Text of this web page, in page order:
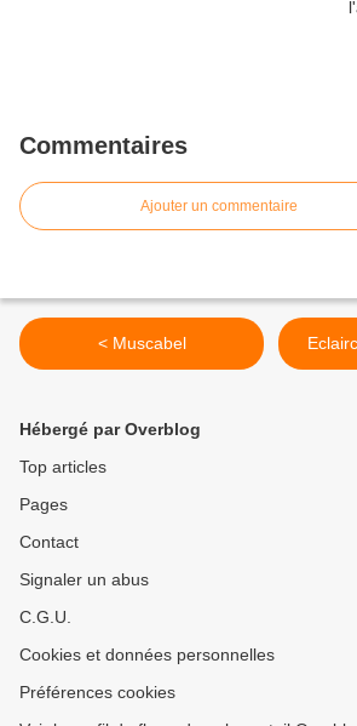
Commentaires
Ajouter un commentaire
< Muscabel
Hébergé par Overblog
Top articles
Pages
Contact
Signaler un abus
C.G.U.
Cookies et données personnelles
Préférences cookies